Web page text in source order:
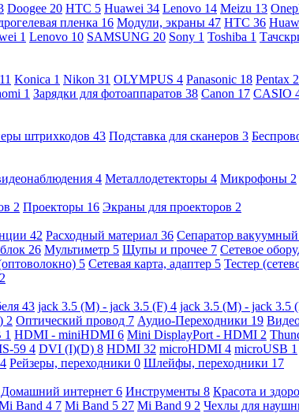
Doogee 20 HTC 5 Huawei 34 Lenovo 14 Meizu 13
пленка 16 Модули, экраны 47 HTC 36
1 Lenovo 10 SAMSUNG 20 Sony 1 Toshiba 1
11 Konica 1 Nikon 31 OLYMPUS 4 Panasonic 18 Pentax 2
1 Зарядки для фотоаппаратов 38 Canon 17 CASIO
штрихкодов 43 Подставка для сканеров 3
4 Металлодетекторы 4 Микрофоны 2
2 Проекторы 16 Экраны для проекторов 2
42 Расходный материал 36 Сепаратор вакуумный
26 Мультиметр 5 Щупы и прочее 7 Сетевое
5 Сетевая карта, адаптер 5 Тестер
43 jack 3.5 (M) - jack 3.5 (F) 4 jack 3.5 (M) - jack 3.5
2 Оптический провод 7 Аудио-Переходники 19
1 HDMI - miniHDMI 6 Mini DisplayPort - HDMI 2
59 4 DVI (I)(D) 8 HDMI 32 microHDMI 4 microUSB 1
4 Рейзеры, переходники 0 Шлейфы, переходники 17
Домашний интернет 6 Инструменты 8 Красота и
Band 4 7 Mi Band 5 27 Mi Band 9 2 Чехлы для